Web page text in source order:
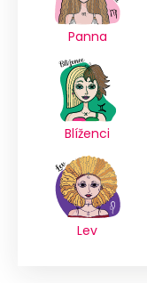
Panna
Blíženci
Lev